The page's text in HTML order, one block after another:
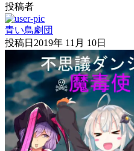
投稿者
青い鳥劇団
投稿日 2019年 11月 10日